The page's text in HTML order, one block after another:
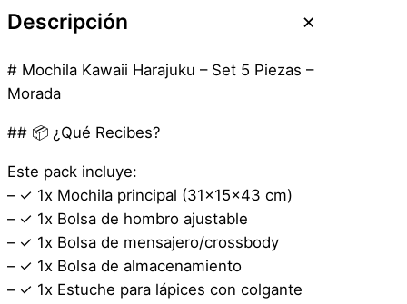
i
l
D
e
C
l
e
g
i
o
K
Descripción
# Mochila Kawaii Harajuku – Set 5 Piezas –
Morada
## 📦 ¿Qué Recibes?
Este pack incluye:
– ✓ 1x Mochila principal (31x15x43 cm)
– ✓ 1x Bolsa de hombro ajustable
– ✓ 1x Bolsa de mensajero/crossbody
– ✓ 1x Bolsa de almacenamiento
– ✓ 1x Estuche para lápices con colgante